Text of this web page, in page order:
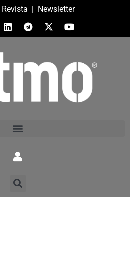
Revista | Newsletter